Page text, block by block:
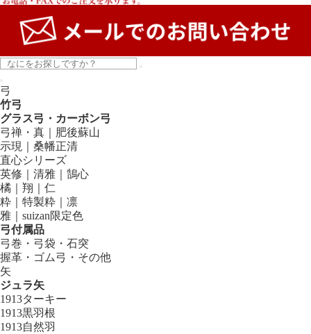
弓
竹弓
グラス弓・カーボン弓
弓禅・真｜肥後蘇山
示現｜桑幡正清
直心シリーズ
英修｜清雅｜鵠心
橘｜翔｜仁
粋｜特製粋｜凛
雅｜suizan限定色
弓付属品
弓巻・弓袋・石突
握革・ゴム弓・その他
矢
ジュラ矢
1913ターキー
1913黒羽根
1913自然羽